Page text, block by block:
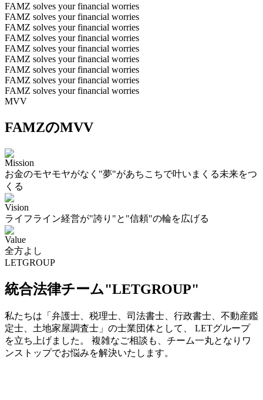
FAMZ solves your financial worries
FAMZ solves your financial worries
FAMZ solves your financial worries
FAMZ solves your financial worries
FAMZ solves your financial worries
FAMZ solves your financial worries
FAMZ solves your financial worries
FAMZ solves your financial worries
FAMZ solves your financial worries
MVV
FAMZのMVV
Mission
お金のモヤモヤがなく"夢"があちこちで叶いまくる未来をつ
くる
Vision
ライフライン経営が"誇り"と"信頼"の輪を広げる
Value
全方よし
LETGROUP
統合法律チーム"LETGROUP"
私たちは「弁護士、税理士、司法書士、行政書士、不動産鑑
定士、土地家屋調査士」の士業団体として、 LETグループ
を立ち上げました。 複雑なご相談も、チーム一丸となりワ
ンストップでお悩みを解決いたします。